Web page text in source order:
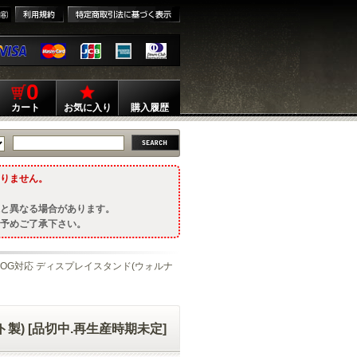
0
カート お気に入り 購入履歴
ません。
異なる場合があります。
めご了承下さい。
対応 ディスプレイスタンド(ウォルナ
製) [品切中.再生産時期未定]